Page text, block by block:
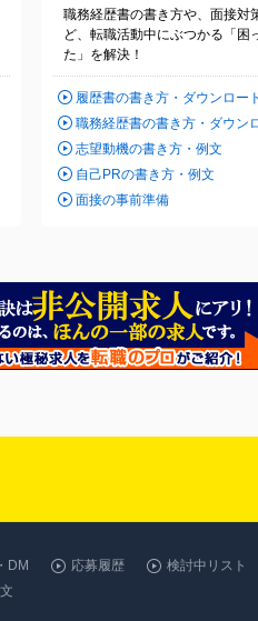
職務経歴書の書き方や、面接対
ど、転職活動中にぶつかる「困
た」を解決！
履歴書の書き方・ダウンロー
職務経歴書の書き方・ダウン
志望動機の書き方・例文
自己PRの書き方・例文
面接の事前準備
DM 応募履歴
検討中リスト